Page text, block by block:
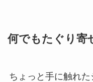
何でもたぐり寄
ちょっと手に触れ